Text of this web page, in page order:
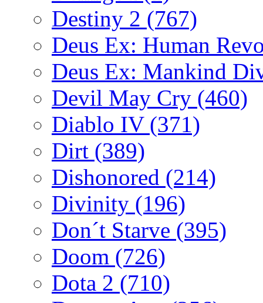
Destiny 2 (767)
Deus Ex: Human
Deus Ex: Mankind
Devil May Cry (460)
Diablo IV (371)
Dirt (389)
Dishonored (214)
Divinity (196)
Don´t Starve (395)
Doom (726)
Dota 2 (710)